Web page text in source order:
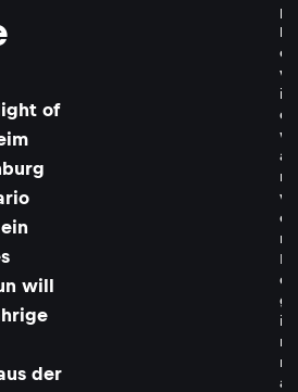
of
will
der
p
k
o
v
i
c
w
a
r
v
o
n
B
e
g
i
n
n
a